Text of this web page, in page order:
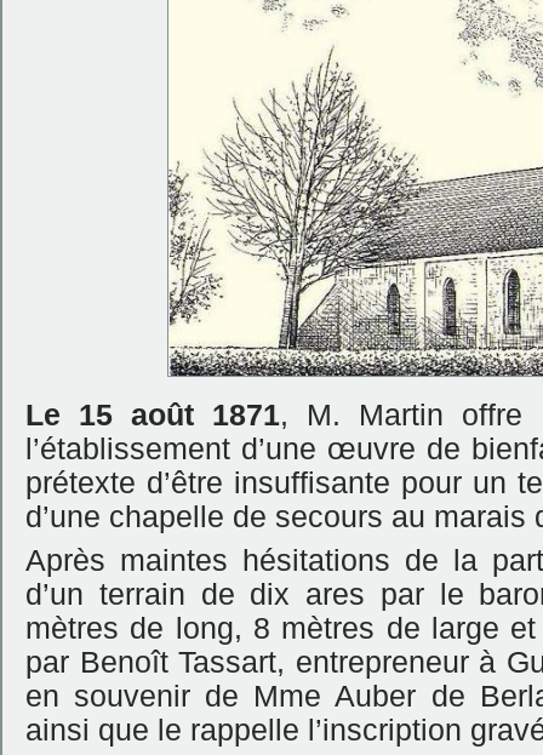
Le 15 août 1871, M. Martin offre
l’établissement d’une œuvre de
prétexte d’être insuffisante pour un
d’une chapelle de secours au marais
Après maintes hésitations de la
d’un terrain de dix ares par le
mètres de long, 8 mètres de large
par Benoît Tassart, entrepreneur à
en souvenir de Mme Auber de
ainsi que le rappelle l’inscription